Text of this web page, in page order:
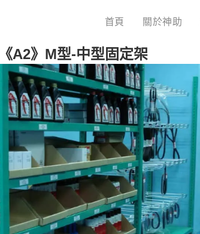
首頁 關於神助
《A2》M型-中型固定架